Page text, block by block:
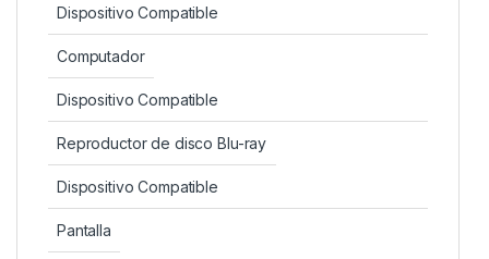
Dispositivo Compatible
Computador
Dispositivo Compatible
Reproductor de disco Blu-ray
Dispositivo Compatible
Pantalla